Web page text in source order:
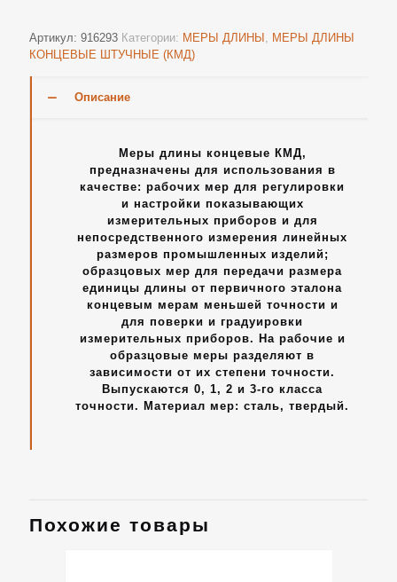
Артикул: 916293 Категории: МЕРЫ ДЛИНЫ , МЕРЫ ДЛИНЫ
КОНЦЕВЫЕ ШТУЧНЫЕ (КМД)
Описание
Меры длины концевые КМД,
предназначены для использования в
качестве: рабочих мер для регулировки
и настройки показывающих
измерительных приборов и для
непосредственного измерения линейных
размеров промышленных изделий;
образцовых мер для передачи размера
единицы длины от первичного эталона
концевым мерам меньшей точности и
для поверки и градуировки
измерительных приборов. На рабочие и
образцовые меры разделяют в
зависимости от их степени точности.
Выпускаются 0, 1, 2 и 3-го класса
точности. Материал мер: сталь, твердый.
Похожие товары